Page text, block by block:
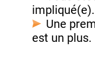
impliqué(e).
Une
est un plus.